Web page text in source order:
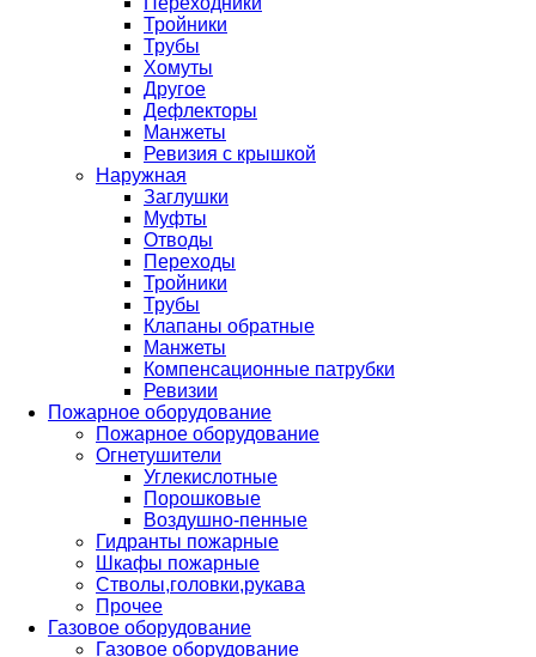
Тройники
Трубы
Хомуты
Другое
Дефлекторы
Манжеты
Ревизия с крышкой
Наружная
Заглушки
Муфты
Отводы
Переходы
Тройники
Трубы
Клапаны обратные
Манжеты
Компенсационные патрубки
Ревизии
Пожарное оборудование
Пожарное оборудование
Огнетушители
Углекислотные
Порошковые
Воздушно-пенные
Гидранты пожарные
Шкафы пожарные
Стволы,головки,рукава
Прочее
Газовое оборудование
Газовое оборудование